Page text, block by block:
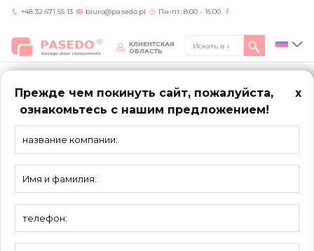
+48 32 671 55 13 biuro@pasedo.pl Пн-пт: 8:00 - 16:00
КЛИЕНТСКАЯ
ОБЛАСТЬ
Прежде чем покинуть сайт, пожалуйста,
ознакомьтесь с нашим предложением!
x
Home/Продукты/Валы/Полный вал с пазом под шпонку 3840
ВАЛЫ
Полный вал с пазом под шпонку 3840
Maтериал:
Оцинкованная сталь